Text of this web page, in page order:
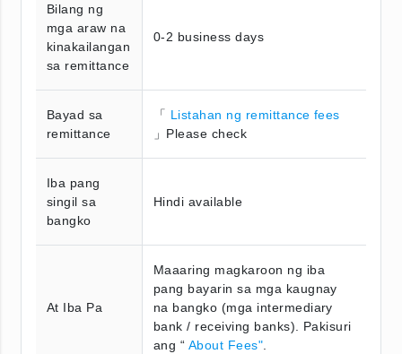
Bilang ng
mga araw na
kinakailangan
sa remittance
0-2 business days
Bayad sa
remittance
「 Listahan ng remittance fees
」Please check
Iba pang
singil sa
bangko
Hindi available
At Iba Pa
Maaaring magkaroon ng iba
pang bayarin sa mga kaugnay
na bangko (mga intermediary
bank / receiving banks). Pakisuri
ang “ About Fees"